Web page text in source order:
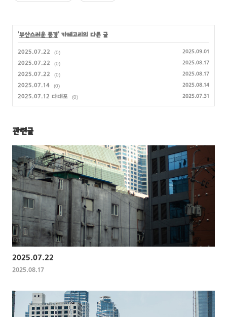
'부산스러운 풍경' 카테고리의 다른 글
2025.07.22 (0) 2025.09.01
2025.07.22 (0) 2025.08.17
2025.07.22 (0) 2025.08.17
2025.07.14 (0) 2025.08.14
2025.07.12 다대포 (0) 2025.07.31
관련글
2025.07.22
2025.08.17